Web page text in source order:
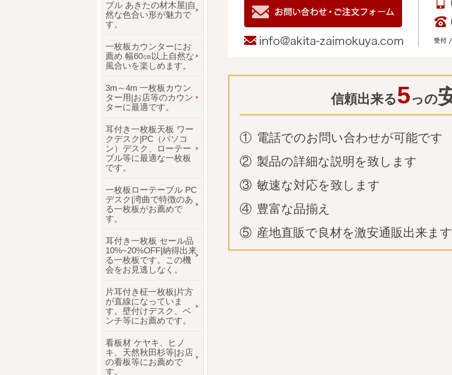
信頼出来る5っの
① 電話でのお問い合わせが可能です
② 製品の詳細な説明を致します
③ 敏速な対応を致します
④ 豊富な品揃え
⑤ 産地直販で良材を激安通販出来ます
ブル あきたの材木屋|自
然な色合い形が魅力で
す。
一枚板カウンターにお
薦め 幅60㎝以上自然な
風合いを楽しめます。
3m～4m 一枚板カウン
ター用|お店等のカウン
ターに最適です。
耳付き一枚板天板 ワー
クデスク|PC（パソコ
ン）デスク、ローテー
ブル等に最適な一枚板
です。
一枚板ローテーブル PC
デスク|湾曲で特徴のあ
る一枚板がお薦めで
す。
耳付き一枚板 セール品
10%~20%OFF|納得出来
る一枚板です。この機
会をお見逃しなく。
片耳付き柾一枚板|片方
が直線になっていま
す。壁付けデスク、ベ
ンチ等にお薦めです。
看板材 ケヤキ、ヒノ
キ、天然秋田杉等|お店
の看板等にお薦めで
す。